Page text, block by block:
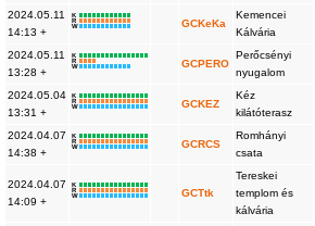
2024.05.11
14:13 +
K
R
W
GCKeKa
Kemencei
Kálvária
2024.05.11
13:28 +
K
R
W
GCPERO
Perőcsényi
nyugalom
2024.05.04
13:31 +
K
R
W
GCKEZ
Kéz
kilátóterasz
2024.04.07
14:38 +
K
R
W
GCRCS
Romhányi
csata
2024.04.07
14:09 +
K
R
W
GCTtk
Tereskei
templom és
kálvária